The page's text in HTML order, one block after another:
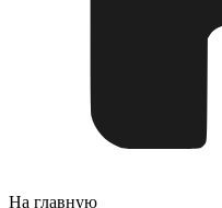
На главную